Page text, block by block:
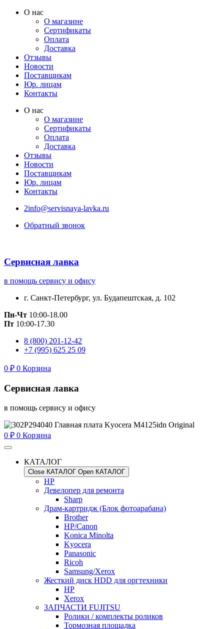
Перейти
содержимому
О нас
О магазине
Сертификаты
Оплата
Доставка
Отзывы
Новости
Поставщикам
Юр. лицам
Контакты
О нас
О магазине
Сертификаты
Оплата
Доставка
Отзывы
Новости
Поставщикам
Юр. лицам
Контакты
2info@servisnaya-lavka.ru
Обратный звонок
Сервисная лавка
в помощь сервису и офису
г. Санкт-Петербург, ул. Будапештская, д. 102
Пн-Чт 10:00-18.00
Пт 10:00-17.30
8 (800) 201-12-42
+7 (995) 625 25 09
0 ₽ 0 Корзина
Сервисная лавка
в помощь сервису и офису
0 ₽ 0 Корзина
КАТАЛОГ
Close КАТАЛОГ Open КАТАЛОГ
HP
Девелопер для ремонта
Sharp
Драм-картридж (Блок фотоарабана)
Brother
HP/Canon
Konica Minolta
Kyocera
Panasonic
Ricoh
Samsung/Xerox
Жесткий диск HDD для оргтехники
HP
Xerox
ЗАПЧАСТИ FUJITSU
Ролики / комплекты роликов
Тормозная площадка